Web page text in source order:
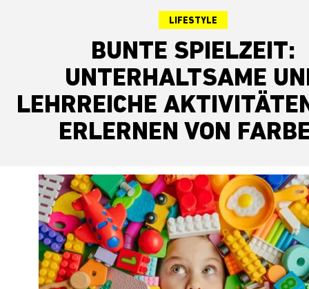
LIFESTYLE
BUNTE SPIELZEIT:
UNTERHALTSAME
LEHRREICHE
ERLERNEN VON